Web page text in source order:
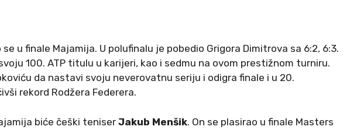
se u finale Majamija. U polufinalu je pobedio Grigora Dimitrova sa 6:2, 6:3.
100. ATP titulu u karijeri, kao i sedmu na ovom prestižnom turniru.
da nastavi svoju neverovatnu seriju i odigra finale i u 20.
rekord Rodžera Federera.
biće češki teniser Jakub Menšik. On se plasirao u finale Masters